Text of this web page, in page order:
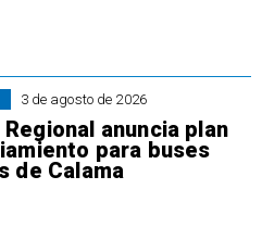
3 de agosto de 2026
anuncia plan
para buses
de Calama